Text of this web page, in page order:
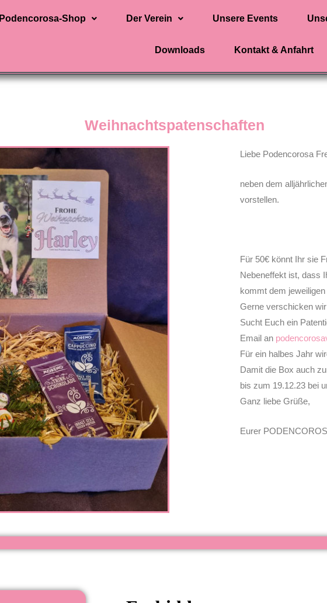
Podencorosa-Shop Der Verein Unsere Events
Downloads Kontakt & Anfahrt
Weihnachtspatenschaften
Liebe Podencorosa
neben dem
vorstellen.
Für 50€ könnt Ihr sie
Nebeneffekt ist, dass
kommt dem
Gerne verschicken
Sucht Euch ein
Email an
Für ein halbes Jahr
Damit die Box auch
bis zum 19.12.23 bei
Ganz liebe Grüße,
Eurer